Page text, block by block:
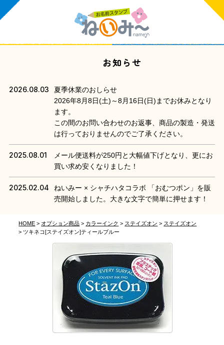
お知らせ
2026.08.03
夏季休業のおしらせ
2026年8月8日(土)～8月16日(日)までお休みとなり
ます。
この間のお問い合わせのお返事、商品の製造・発送
は行っておりませんのでご了承ください。
2025.08.01
メール便送料が250円と大幅値下げとなり、更にお
買い求め安くなりました！
2025.02.04
ねいみー × シャチハタコラボ 「おむつポン」を販
売開始しました。大きな文字で簡単に押せます！
HOME オプション商品 カラーインク ステイズオン
ステイズオン
ツキネコ[ステイズオン]ティールブルー